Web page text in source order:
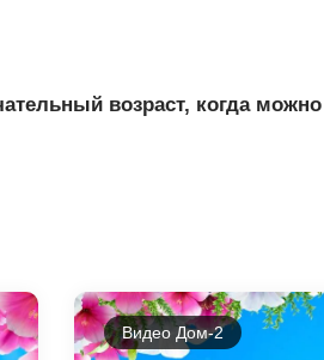
возраст, когда
Видео Дом-2